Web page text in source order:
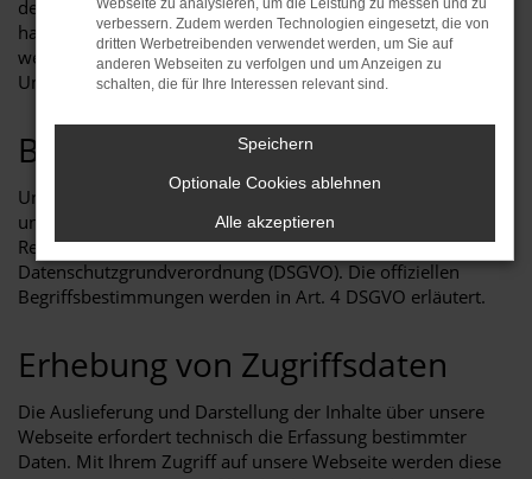
der Internetnutzung hinzuweisen, auf die wir keinen Einfluss
haben. Besonders im E-Mail-Verkehr sind Ihre Daten ohne
weitere Vorkehrungen nicht sicher und können unter
Umständen von Dritten erfasst werden.
Begriffsbestimmungen
Unsere Datenschutzerklärung soll für jedermann einfach
und verständlich sein. Die Datenschutzerklärung nutzt in der
Regel die offiziellen Begriffe der
Datenschutzgrundverordnung (DSGVO). Die offiziellen
Begriffsbestimmungen werden in Art. 4 DSGVO erläutert.
Erhebung von Zugriffsdaten
Die Auslieferung und Darstellung der Inhalte über unsere
Webseite erfordert technisch die Erfassung bestimmter
Daten. Mit Ihrem Zugriff auf unsere Webseite werden diese
Webseite zu analysieren, um die Leistung zu messen und zu
verbessern. Zudem werden Technologien eingesetzt, die von
dritten Werbetreibenden verwendet werden, um Sie auf
anderen Webseiten zu verfolgen und um Anzeigen zu
schalten, die für Ihre Interessen relevant sind.
Speichern
Optionale Cookies ablehnen
Alle akzeptieren